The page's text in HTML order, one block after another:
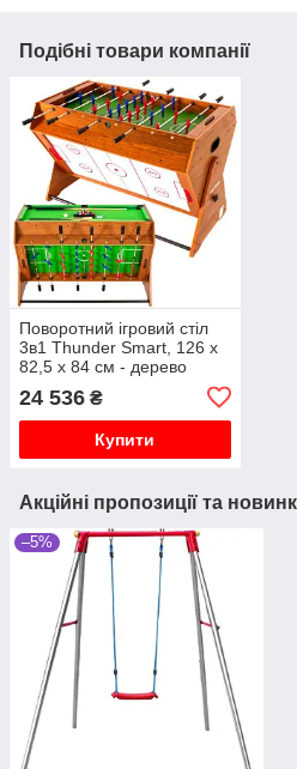
Подібні товари компанії
Поворотний ігровий стіл
3в1 Thunder Smart, 126 х
82,5 х 84 см - дерево
24 536 ₴
Купити
Акційні пропозиції та
–5%